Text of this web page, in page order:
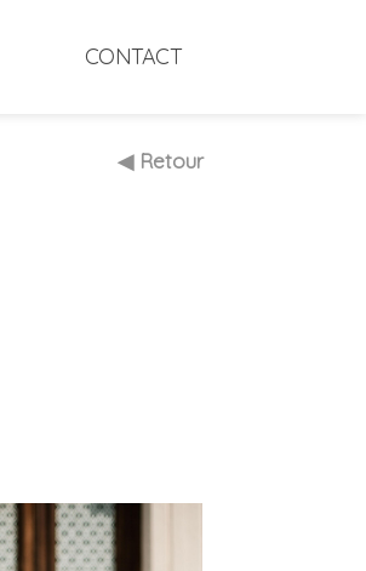
CONTACT
◀ Retour